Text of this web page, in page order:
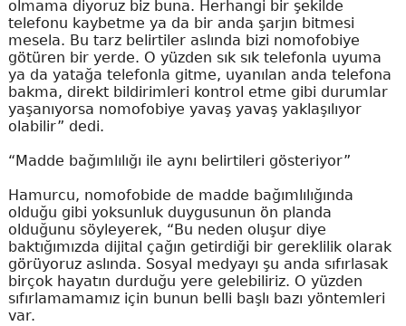
olmama diyoruz biz buna. Herhangi bir şekilde
telefonu kaybetme ya da bir anda şarjın bitmesi
mesela. Bu tarz belirtiler aslında bizi nomofobiye
götüren bir yerde. O yüzden sık sık telefonla uyuma
ya da yatağa telefonla gitme, uyanılan anda telefona
bakma, direkt bildirimleri kontrol etme gibi durumlar
yaşanıyorsa nomofobiye yavaş yavaş yaklaşılıyor
olabilir” dedi.
“Madde bağımlılığı ile aynı belirtileri gösteriyor”
Hamurcu, nomofobide de madde bağımlılığında
olduğu gibi yoksunluk duygusunun ön planda
olduğunu söyleyerek, “Bu neden oluşur diye
baktığımızda dijital çağın getirdiği bir gereklilik olarak
görüyoruz aslında. Sosyal medyayı şu anda sıfırlasak
birçok hayatın durduğu yere gelebiliriz. O yüzden
sıfırlamamamız için bunun belli başlı bazı yöntemleri
var.